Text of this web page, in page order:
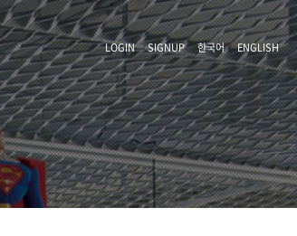
한국어 ENGLISH
LOGIN SIGNUP